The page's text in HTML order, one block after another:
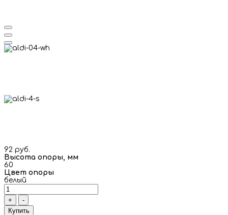
92 руб.
Высота опоры, мм
60
Цвет опоры
белый
+
-
Купить